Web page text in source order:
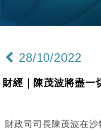
28/10/2022
財經｜陳茂波將盡一
財政司司長陳茂波在